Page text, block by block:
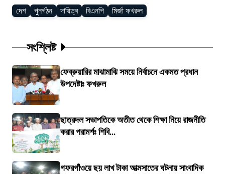
দেশ পুনর্গঠন দায়িত্ব বিএনপি মির্জা ফখরুল
সংশ্লিষ্ট
ফেব্রুয়ারির মাঝামাঝি সময়ে নির্বাচনে একমত প্রধান
উপদেষ্টাঃ ফখরুল
ছাত্রদল সভাপতিকে অতীত থেকে শিক্ষা নিয়ে রাজনীতি
করার পরামর্শঃ শিবি...
গফরগাঁওয়ে ছয় লাখ টাকা আত্মসাতের ঘটনায় সাংবাদিক